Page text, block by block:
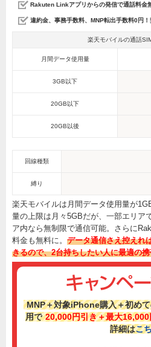
Rakuten Linkアプリからの発信で通話料金
違約金、事務手数料、MNP転出手数料0円
楽天モバイルの通話
月間データ使用量
3GB以下
20GB以下
20GB以後
回線種類
縛り
楽天モバイルは月間データ使用量が
量の上限は月々5GBだが、一部エリア
ア内なら無制限で通信可能。さらに
料金も無料に。 データ通信さえ控えれ
きるので、2台持ちしたい人に最適の
MNP＋対象iPhone購入＋初め
用で 20,000円引き＋最大
詳細はこ